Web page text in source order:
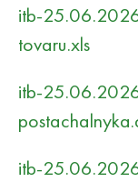
itb-
tovaru.xls
itb-
itb-